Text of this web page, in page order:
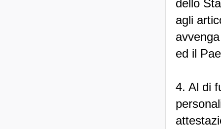
dello
agli
ed il
4. Al di